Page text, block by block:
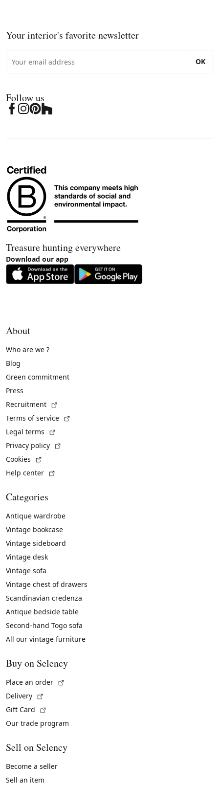
Your interior's favorite newsletter
OK
Follow us
Treasure hunting everywhere
Download our app
About
Who are we ?
Blog
Green commitment
Press
Recruitment
Terms of service
Legal terms
Privacy policy
Cookies
Help center
Categories
Antique wardrobe
Vintage bookcase
Vintage sideboard
Vintage desk
Vintage sofa
Vintage chest of drawers
Scandinavian credenza
Antique bedside table
Second-hand Togo sofa
All our vintage furniture
Buy on Selency
Place an order
Delivery
Gift Card
Our trade program
Sell on Selency
Become a seller
Sell an item